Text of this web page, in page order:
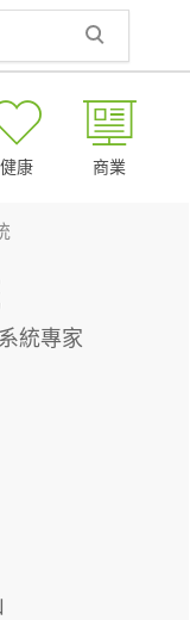
健康 商業
統專家